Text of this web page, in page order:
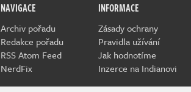
NAVIGACE
Archiv pořadu
Redakce pořadu
RSS Atom Feed
NerdFix
INFORMACE
Zásady ochrany
Pravidla užívání
Jak hodnotíme
Inzerce na Indianovi